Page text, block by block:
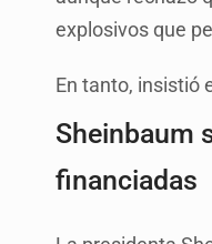
explosivos que
En tanto, insistió
Sheinbaum
financiadas